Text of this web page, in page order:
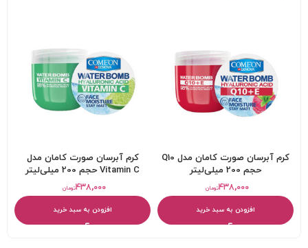
کرم آبرسان صورت کامان مدل Q10
حجم 200 میلی‌لیتر
تومان۴۳۸,۰۰۰
افزودن به سبد خرید
کرم آبرسان صورت کامان مدل
Vitamin C حجم 200 میلی‌لیتر
تومان۴۳۸,۰۰۰
افزودن به سبد خرید